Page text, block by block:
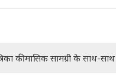
की मासिक सामग्री के साथ-